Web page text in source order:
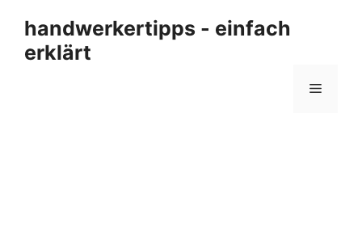
Inhalt
springen
handwerkertipps - einfach
erklärt
Menü